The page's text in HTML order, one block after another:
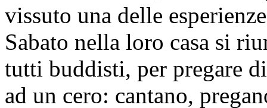
vissuto una delle
Sabato nella loro casa si
tutti buddisti, per pregare
ad un cero: cantano,